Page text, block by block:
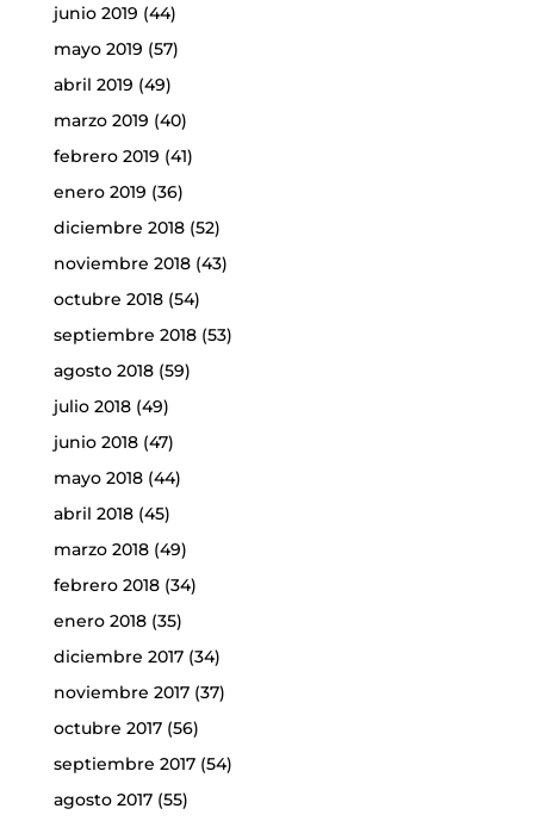
junio 2019 (44)
mayo 2019 (57)
abril 2019 (49)
marzo 2019 (40)
febrero 2019 (41)
enero 2019 (36)
diciembre 2018(52)
noviembre 2018(43)
octubre 2018(54)
septiembre 2018(53)
agosto 2018(59)
julio 2018(49)
junio 2018(47)
mayo 2018(44)
abril 2018(45)
marzo 2018(49)
febrero 2018(34)
enero 2018(35)
diciembre 2017(34)
noviembre 2017(37)
octubre 2017(56)
septiembre 2017(54)
agosto 2017(55)